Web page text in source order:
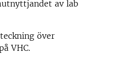
av lab
över
VHC.